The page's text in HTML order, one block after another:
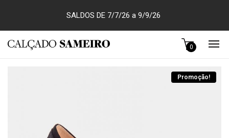
SALDOS DE 7/7/26 a 9/9/26
0
Promoção!